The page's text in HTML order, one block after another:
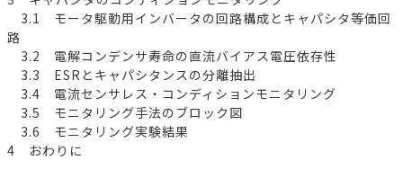
3.1 モータ駆動用インバータの回路構成とキャパシタ等価回
路
3.2 電解コンデンサ寿命の直流バイアス電圧依存性
3.3 ESRとキャパシタンスの分離抽出
3.4 電流センサレス・コンディションモニタリング
3.5 モニタリング手法のブロック図
3.6 モニタリング実験結果
4 おわりに